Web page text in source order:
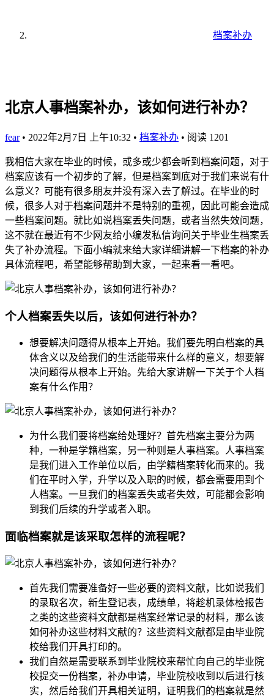
档案补办
北京人事档案补办，该如何进行补办？
fear • 2022年2月7日 上午10:32 • 档案补办 • 阅读 1201
我相信大家在毕业的时候，或多或少都会听到档案问题，对于
档案应该有一个初步的了解，但是档案到底对于我们来说有什
么意义？可能有很多朋友并没有深入去了解过。在毕业的时
候，很多人对于档案问题并不是特别的重视，因此可能会造成
一些档案问题。就比如说档案丢失问题，或者当然失效问题，
这不就在最近有不少网友给小编发私信询问关于毕业生档案丢
失了补办流程。下面小编就来给大家详细讲解一下档案的补办
具体流程吧，希望能够帮助到大家，一起来看一看吧。
个人档案丢失以后，该如何进行补办？
想要解决问题得从根本上开始。我们要先明白档案的具
体含义以及给我们的生活能带来什么样的意义，想要解
决问题得从根本上开始。先给大家讲解一下关于个人档
案有什么作用？
为什么我们要将档案给处理好？首先档案主要分为两
种，一种是学籍档案，另一种则是人事档案。人事档案
是我们进入工作单位以后，由学籍档案转化而来的。我
们在平时入学，升学以及入职的时候，都会需要用到个
人档案。一旦我们的档案丢失或者失效，可能都会影响
到我们后续的升学或者入职。
面临档案就是该采取怎样的流程呢？
首先我们需要准备好一些必要的资料文献，比如说我们
的录取名次，新生登记表，成绩单，将趁机录体检报告
之类的这些资料文献都是档案经常记录的材料，那么该
如何补办这些材料文献的？这些资料文献都是由毕业院
校给我们开具打印的。
我们自然是需要联系到毕业院校来帮忙向自己的毕业院
校提交一份档案，补办申请，毕业院校收到以后进行核
实，然后给我们开具相关证明，证明我们的档案就是然